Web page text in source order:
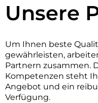
Unsere
Um Ihnen beste
gewährleisten,
Partnern zusammen.
Kompetenzen steht
Angebot und ein
Verfügung.